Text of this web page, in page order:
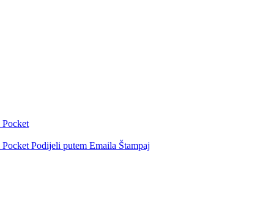
Pocket
Pocket Podijeli putem Emaila Štampaj